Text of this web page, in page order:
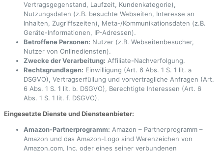
Vertragsgegenstand, Laufzeit, Kundenkategorie),
Nutzungsdaten (z.B. besuchte Webseiten, Interesse an
Inhalten, Zugriffszeiten), Meta-/Kommunikationsdaten (z.B.
Geräte-Informationen, IP-Adressen).
Betroffene Personen: Nutzer (z.B. Webseitenbesucher,
Nutzer von Onlinediensten).
Zwecke der Verarbeitung: Affiliate-Nachverfolgung.
Rechtsgrundlagen: Einwilligung (Art. 6 Abs. 1 S. 1 lit. a
DSGVO), Vertragserfüllung und vorvertragliche Anfragen (Art.
6 Abs. 1 S. 1 lit. b. DSGVO), Berechtigte Interessen (Art. 6
Abs. 1 S. 1 lit. f. DSGVO).
Eingesetzte Dienste und Diensteanbieter:
Amazon-Partnerprogramm: Amazon – Partnerprogramm –
Amazon und das Amazon-Logo sind Warenzeichen von
Amazon.com, Inc. oder eines seiner verbundenen